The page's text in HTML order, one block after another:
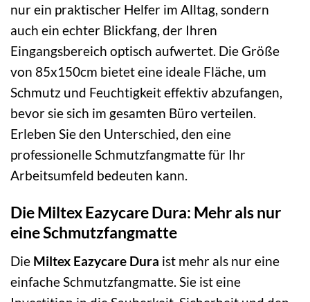
nur ein praktischer Helfer im Alltag, sondern
auch ein echter Blickfang, der Ihren
Eingangsbereich optisch aufwertet. Die Größe
von 85x150cm bietet eine ideale Fläche, um
Schmutz und Feuchtigkeit effektiv abzufangen,
bevor sie sich im gesamten Büro verteilen.
Erleben Sie den Unterschied, den eine
professionelle Schmutzfangmatte für Ihr
Arbeitsumfeld bedeuten kann.
Die Miltex Eazycare Dura: Mehr als nur
eine Schmutzfangmatte
Die Miltex Eazycare Dura ist mehr als nur eine
einfache Schmutzfangmatte. Sie ist eine